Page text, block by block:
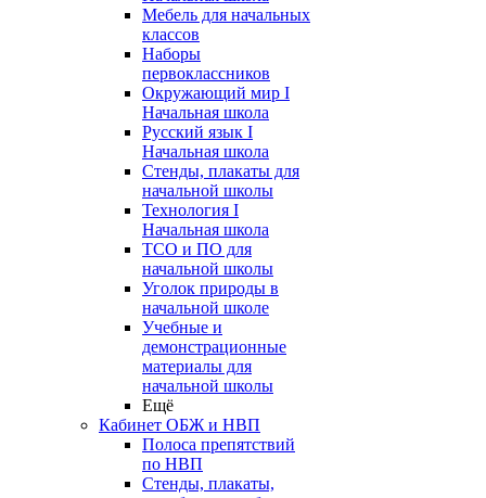
Мебель для начальных
классов
Наборы
первоклассников
Окружающий мир I
Начальная школа
Русский язык I
Начальная школа
Стенды, плакаты для
начальной школы
Технология I
Начальная школа
ТСО и ПО для
начальной школы
Уголок природы в
начальной школе
Учебные и
демонстрационные
материалы для
начальной школы
Ещё
Кабинет ОБЖ и НВП
Полоса препятствий
по НВП
Стенды, плакаты,